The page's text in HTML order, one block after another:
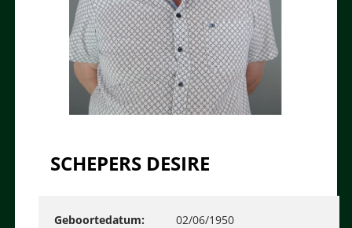
SCHEPERS DESIRE
Geboortedatum 02/06/1950